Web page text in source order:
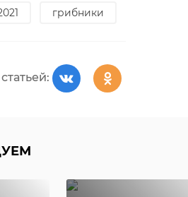
грибники